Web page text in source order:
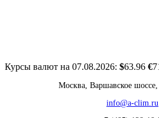
Курсы валют на 07.08.2026: $63.96 €
Москва, Варшавское шоссе,
info@a-clim.ru